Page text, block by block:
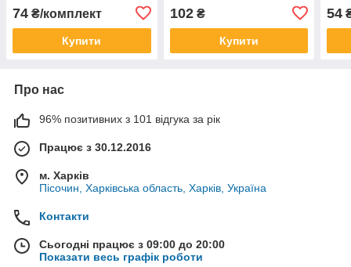
74 ₴/комплект
Купити
102₴
Купити
54
Про нас
96% позитивних з 101 відгука за рік
Працює з 30.12.2016
м. Харків
Пісочин, Харківська область, Харків, Україна
Контакти
Сьогодні працює з 09:00 до 20:00
Показати весь графік роботи